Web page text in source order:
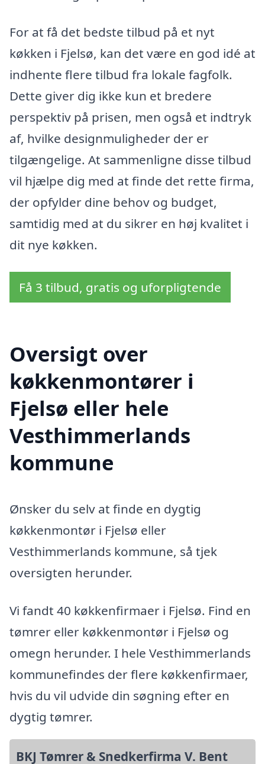
For at få det bedste tilbud på et nyt
køkken i Fjelsø, kan det være en god idé at
indhente flere tilbud fra lokale fagfolk.
Dette giver dig ikke kun et bredere
perspektiv på prisen, men også et indtryk
af, hvilke designmuligheder der er
tilgængelige. At sammenligne disse tilbud
vil hjælpe dig med at finde det rette firma,
der opfylder dine behov og budget,
samtidig med at du sikrer en høj kvalitet i
dit nye køkken.
Få 3 tilbud, gratis og uforpligtende
Oversigt over
køkkenmontører i
Fjelsø eller hele
Vesthimmerlands
kommune
Ønsker du selv at finde en dygtig
køkkenmontør i Fjelsø eller
Vesthimmerlands kommune, så tjek
oversigten herunder.
Vi fandt 40 køkkenfirmaer i Fjelsø. Find en
tømrer eller køkkenmontør i Fjelsø og
omegn herunder. I hele Vesthimmerlands
kommunefindes der flere køkkenfirmaer,
hvis du vil udvide din søgning efter en
dygtig tømrer.
BKJ Tømrer & Snedkerfirma V. Bent